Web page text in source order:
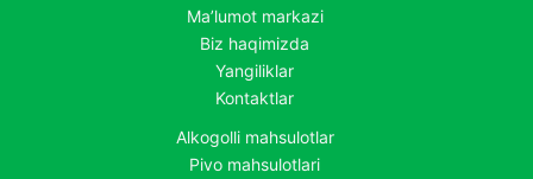
Ma’lumot markazi
Biz haqimizda
Yangiliklar
Kontaktlar
Alkogolli mahsulotlar
Pivo mahsulotlari